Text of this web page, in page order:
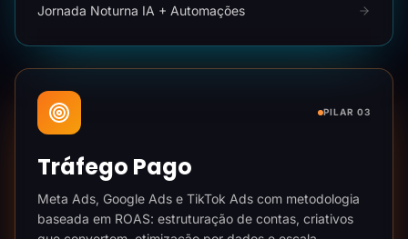
Jornada Noturna IA + Automações
PILAR 03
Tráfego Pago
Meta Ads, Google Ads e TikTok Ads com metodologia
baseada em ROAS: estruturação de contas, criativos